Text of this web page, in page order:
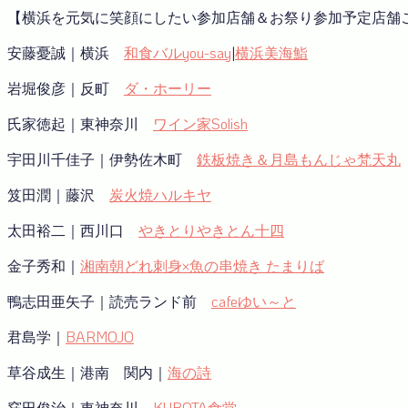
【横浜を元気に笑顔にしたい参加店舗＆お祭り参加予定店舗
安藤憂誠｜横浜 和食バルyou-say|横浜美海鮨
岩堀俊彦｜反町 ダ・ホーリー
氏家徳起｜東神奈川 ワイン家Solish
宇田川千佳子｜伊勢佐木町 鉄板焼き＆月島もんじゃ梵天丸
笈田潤｜藤沢 炭火焼ハルキヤ
太田裕二｜西川口 やきとりやきとん十四
金子秀和｜ 湘南朝どれ刺身×魚の串焼き たまりば
鴨志田亜矢子｜読売ランド前 cafeゆい～と
君島学｜ BARMOJO
草谷成生｜港南 関内｜ 海の詩